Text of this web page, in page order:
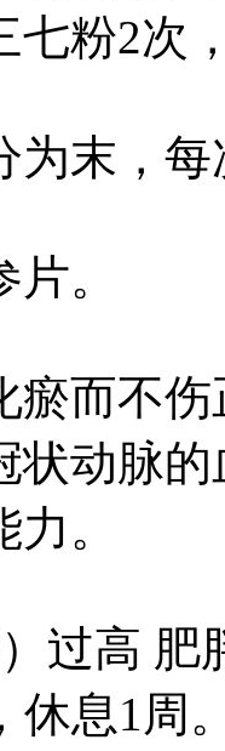
七粉2次
为末，
。
瘀而不
状动脉
。
过高 肥
休息1周